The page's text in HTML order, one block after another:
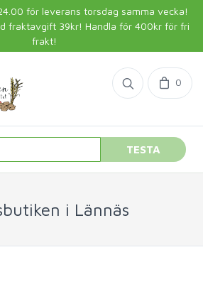
för leverans torsdag samma vecka!
fraktavgift 39kr! Handla för 400kr för fri
frakt!
0
TESTA
i Lännäs